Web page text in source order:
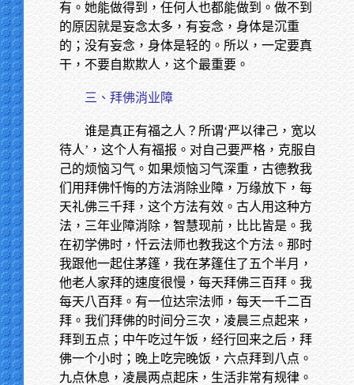
有。她能做得到，任何人也都能做到。做不到
的原因就是妄念太多，有妄念，身体是沉重
的；没有妄念，身体是轻的。所以，一定要真
干，不要自欺欺人，这个最重要。
三、拜佛消业障
谁是真正有福之人？所谓‘严以律己，宽以
待人’，这个人有福报。对自己要严格，克服自
己的烦恼习气。如果烦恼习气深重，古德教我
们用拜佛忏悔的方法消除业障，万缘放下，每
天礼佛三千拜，这个方法有效。古人用这种方
法，三年业障消除，智慧现前，比比皆是。我
在初学佛时，忏云法师也教我这个方法。那时
我跟他一起住茅篷，我在茅篷住了五个半月，
他老人家拜的速度很慢，每天拜佛三百拜。我
每天八百拜。有一位达宗法师，每天一千二百
拜。我们拜佛的时间分三次，凌晨三点起来，
拜到五点；中午吃过午饭，经行回来之后，拜
佛一个小时；晚上吃完晚饭，六点拜到八点。
九点休息，凌晨两点起床，生活非常有规律。